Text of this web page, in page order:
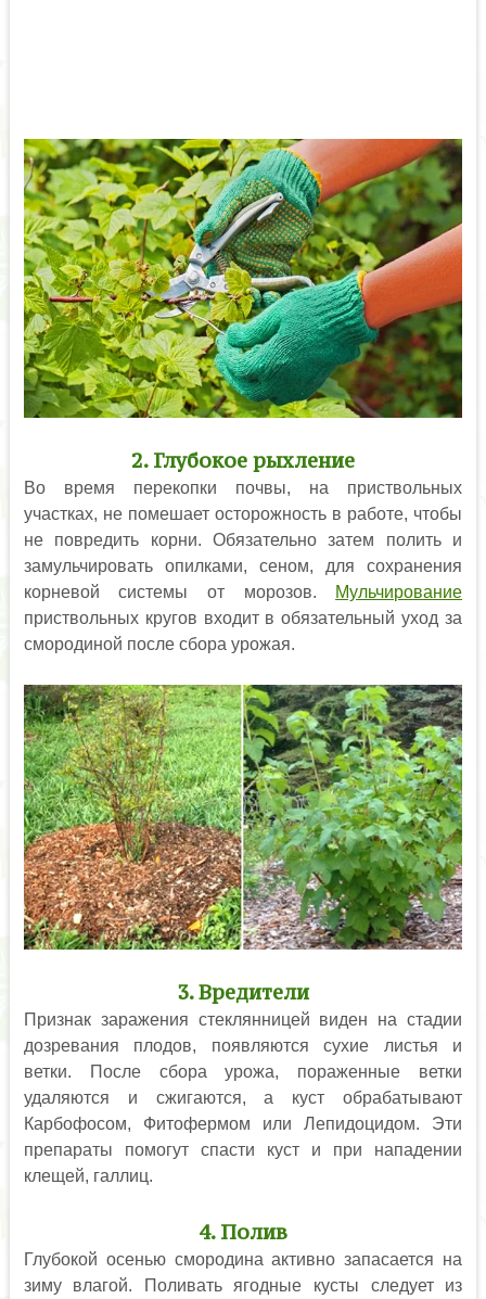
2. Глубокое рыхление
Во время перекопки почвы, на приствольных
участках, не помешает осторожность в работе, чтобы
не повредить корни. Обязательно затем полить и
замульчировать опилками, сеном, для сохранения
корневой системы от морозов.
Мульчирование
приствольных кругов входит в обязательный уход за
смородиной после сбора урожая.
3. Вредители
Признак заражения стеклянницей виден на стадии
дозревания плодов, появляются сухие листья и
ветки. После сбора урожа, пораженные ветки
удаляются и сжигаются, а куст обрабатывают
Карбофосом, Фитофермом или Лепидоцидом. Эти
препараты помогут спасти куст и при нападении
клещей, галлиц.
4. Полив
Глубокой осенью смородина активно запасается на
зиму влагой. Поливать ягодные кусты следует из